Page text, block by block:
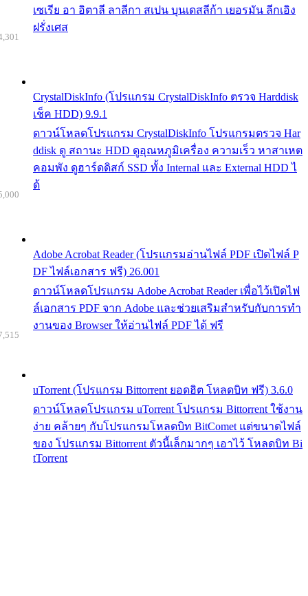
เซเรีย อา อิตาลี ลาลีกา สเปน บุนเดสลีก้า เยอรมัน ลีกเอิง
ฝรั่งเศส
CrystalDiskInfo (โปรแกรม CrystalDiskInfo ตรวจ Harddisk
เช็ค HDD) 9.9.1
ดาวน์โหลดโปรแกรม CrystalDiskInfo โปรแกรมตรวจ Har
ddisk ดู สถานะ HDD ดูอุณหภูมิเครื่อง ความเร็ว หาสาเหต
คอมพัง ดูฮาร์ดดิสก์ SSD ทั้ง Internal และ External HDD ไ
ด้
Adobe Acrobat Reader (โปรแกรมอ่านไฟล์ PDF เปิดไฟล์ P
DF ไฟล์เอกสาร ฟรี) 26.001
ดาวน์โหลดโปรแกรม Adobe Acrobat Reader เพื่อไว้เปิดไฟ
ล์เอกสาร PDF จาก Adobe และช่วยเสริมสำหรับกับการทำ
งานของ Browser ให้อ่านไฟล์ PDF ได้ ฟรี
uTorrent (โปรแกรม Bittorrent ยอดฮิต โหลดบิท ฟรี) 3.6.0
ดาวน์โหลดโปรแกรม uTorrent โปรแกรม Bittorrent ใช้งาน
ง่าย คล้ายๆ กับโปรแกรมโหลดบิท BitComet แต่ขนาดไฟล์
ของ โปรแกรม Bittorrent ตัวนี้เล็กมากๆ เอาไว้ โหลดบิท Bi
tTorrent